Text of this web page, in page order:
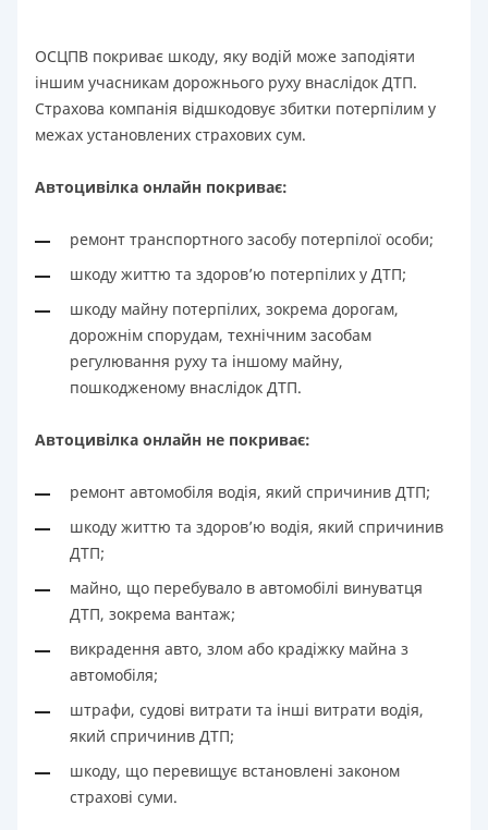
ОСЦПВ покриває шкоду, яку водій може заподіяти
іншим учасникам дорожнього руху внаслідок ДТП.
Страхова компанія відшкодовує збитки потерпілим у
межах установлених страхових сум.
Автоцивілка онлайн покриває:
ремонт транспортного засобу потерпілої особи;
шкоду життю та здоров’ю потерпілих у ДТП;
шкоду майну потерпілих, зокрема дорогам,
дорожнім спорудам, технічним засобам
регулювання руху та іншому майну,
пошкодженому внаслідок ДТП.
Автоцивілка онлайн не покриває:
ремонт автомобіля водія, який спричинив ДТП;
шкоду життю та здоров’ю водія, який спричинив
ДТП;
майно, що перебувало в автомобілі винуватця
ДТП, зокрема вантаж;
викрадення авто, злом або крадіжку майна з
автомобіля;
штрафи, судові витрати та інші витрати водія,
який спричинив ДТП;
шкоду, що перевищує встановлені законом
страхові суми.